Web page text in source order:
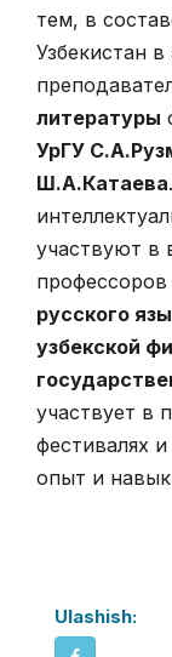
тем, в
Узбекистан
литературы
УрГУ
Ш.А.Катаева
участвуют в
русского
узбекской
участвует в
фестивалях
опыт и
Ulashish: